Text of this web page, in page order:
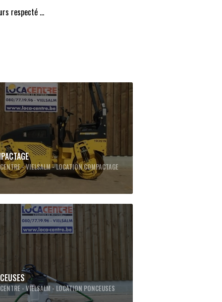
respecté ...
- VIELSALM - LOCATION COMPACTAGE
- VIELSALM - LOCATION PONCEUSES